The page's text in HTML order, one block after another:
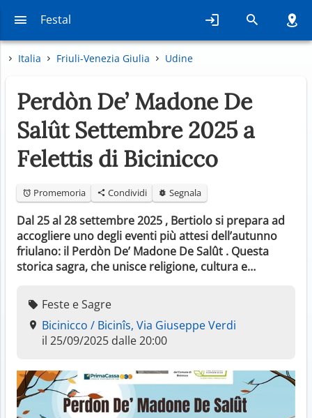
Festal
Italia Friuli-Venezia Giulia Udine
Perdòn De’ Madone De
Salût Settembre 2025 a
Felettis di Bicinicco
Promemoria Condividi Segnala
Dal 25 al 28 settembre 2025 , Bertiolo si prepara ad
accogliere uno degli eventi più attesi dell’autunno
friulano: il Perdòn De’ Madone De Salût . Questa
storica sagra, che unisce religione, cultura e…
Feste e Sagre
Bicinicco / Bicinîs, Via Giuseppe Verdi
il 25/09/2025 dalle 20:00